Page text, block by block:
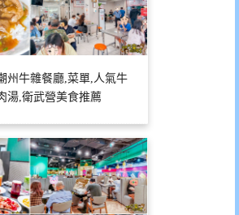
州牛雜餐廳,菜單,人氣牛
湯,衛武營美食推薦